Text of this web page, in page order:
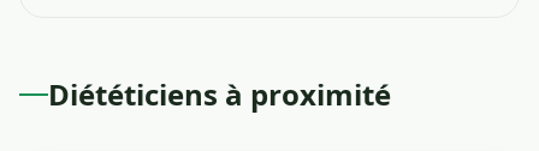
Diététiciens à proximité